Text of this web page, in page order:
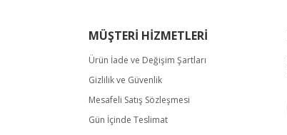
MÜŞTERİ HİZMETLERİ
Ürün İade ve Değişim Şartları
Gizlilik ve Güvenlik
Mesafeli Satış Sözleşmesi
Gün İçinde Teslimat